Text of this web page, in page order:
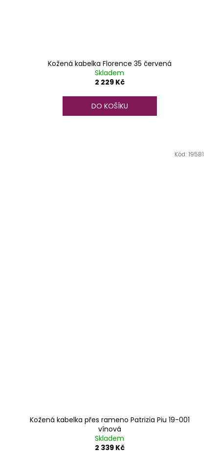
Kožená kabelka Florence 35 červená
Skladem
2 229 Kč
DO KOŠÍKU
Kožená kabelka přes rameno Patrizia Piu 19-001
vínová
Skladem
2 339 Kč
Kód: 19581